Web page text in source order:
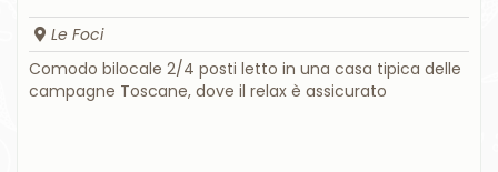
Le Foci
Comodo bilocale 2/4 posti letto in una casa tipica delle
campagne Toscane, dove il relax è assicurato